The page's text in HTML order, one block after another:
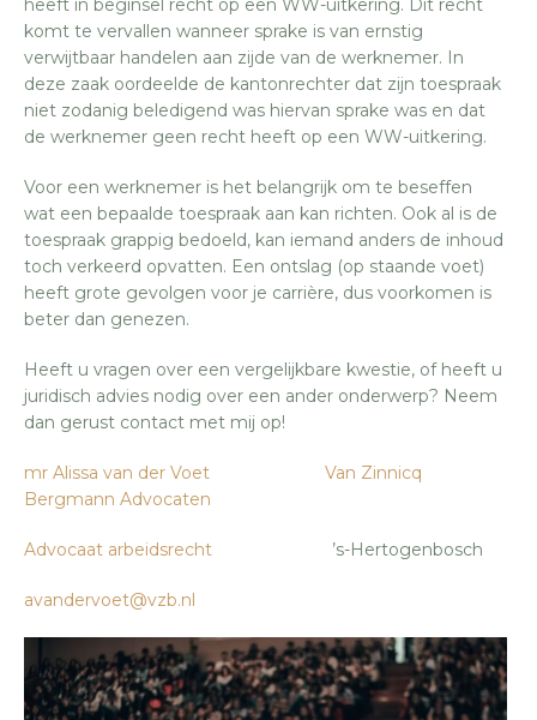
heeft in beginsel recht op een WW-uitkering. Dit recht
komt te vervallen wanneer sprake is van ernstig
verwijtbaar handelen aan zijde van de werknemer. In
deze zaak oordeelde de kantonrechter dat zijn toespraak
niet zodanig beledigend was hiervan sprake was en dat
de werknemer geen recht heeft op een WW-uitkering.
Voor een werknemer is het belangrijk om te beseffen
wat een bepaalde toespraak aan kan richten. Ook al is de
toespraak grappig bedoeld, kan iemand anders de inhoud
toch verkeerd opvatten. Een ontslag (op staande voet)
heeft grote gevolgen voor je carrière, dus voorkomen is
beter dan genezen.
Heeft u vragen over een vergelijkbare kwestie, of heeft u
juridisch advies nodig over een ander onderwerp? Neem
dan gerust contact met mij op!
mr Alissa van der Voet
Van Zinnicq
Bergmann Advocaten
Advocaat arbeidsrecht ’s-Hertogenbosch
avandervoet@vzb.nl